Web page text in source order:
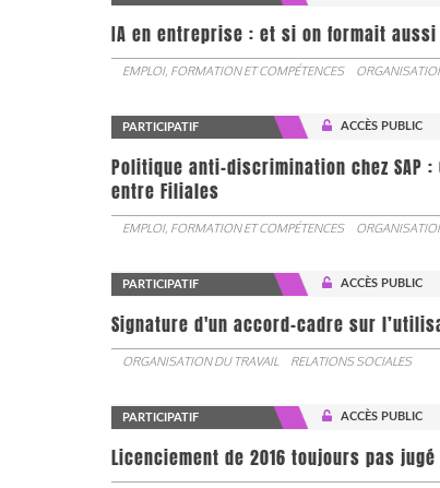
IA en entreprise : et si on formait
EMPLOI, FORMATION ET COMPÉTENCES
PARTICIPATIF ACCÈS PUBLIC
Politique anti-discrimination chez SAP
entre Filiales
EMPLOI, FORMATION ET COMPÉTENCES
PARTICIPATIF ACCÈS PUBLIC
Signature d'un accord-cadre sur
ORGANISATION DU TRAVAIL RELATIONS SOCIALES
PARTICIPATIF ACCÈS PUBLIC
Licenciement de 2016 toujours pas